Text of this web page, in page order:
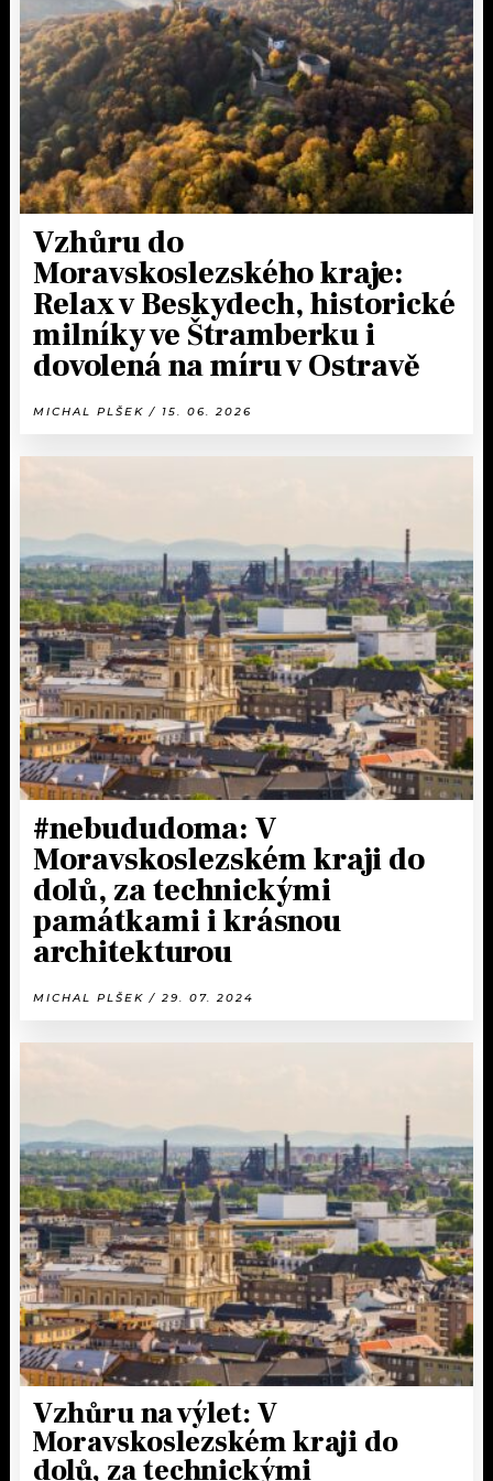
KALENDÁŘ
KVÍZY
VIP
TRENDY
MIX
OSTATNÍ
PROGRAM
PLAYLIST
JAK NALADIT
Vzhůru do
Moravskoslezského kraje:
Relax v Beskydech, historické
milníky ve Štramberku i
dovolená na míru v Ostravě
MICHAL PLŠEK / 15. 06. 2026
#nebududoma: V
Moravskoslezském kraji do
dolů, za technickými
památkami i krásnou
architekturou
MICHAL PLŠEK / 29. 07. 2024
Vzhůru na výlet: V
Moravskoslezském kraji do
dolů, za technickými